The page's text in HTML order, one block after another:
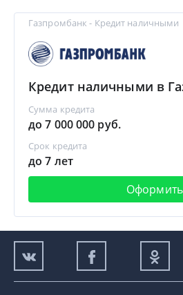
Газпромбанк - Кредит наличными
Кредит наличными в
Сумма кредита
до 7 000 000 руб.
Срок кредита
до 7 лет
Оформить